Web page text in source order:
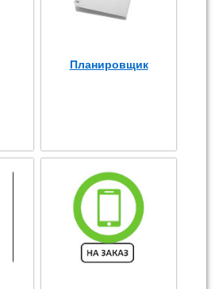
Планировщик